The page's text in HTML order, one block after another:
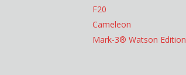
F20
Cameleon
Mark-3® Watson Edition